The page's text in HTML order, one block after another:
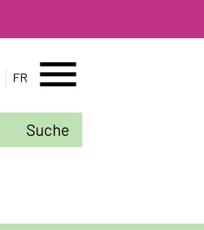
FR menu
Suche